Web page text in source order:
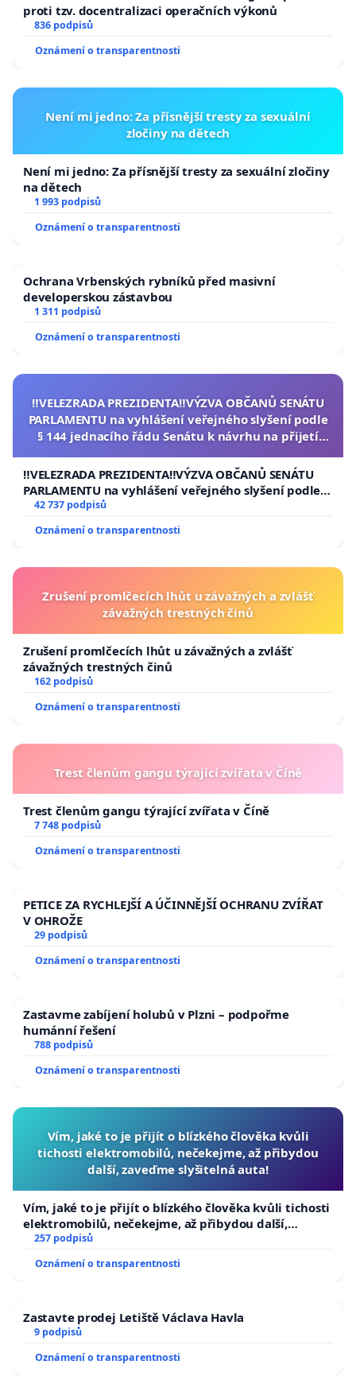
proti tzv. docentralizaci operačních výkonů
836 podpisů
Oznámení o transparentnosti
Není mi jedno: Za přísnější tresty za sexuální
zločiny na dětech
Není mi jedno: Za přísnější tresty za sexuální zločiny
na dětech
1 993 podpisů
Oznámení o transparentnosti
Ochrana Vrbenských rybníků před masivní
developerskou zástavbou
1 311 podpisů
Oznámení o transparentnosti
‼️VELEZRADA PREZIDENTA‼️VÝZVA OBČANŮ SENÁTU
PARLAMENTU na vyhlášení veřejného slyšení podle
§ 144 jednacího řádu Senátu k návrhu na přijetí
republiky
‼️VELEZRADA PREZIDENTA‼️VÝZVA OBČANŮ SENÁTU
PARLAMENTU na vyhlášení veřejného slyšení podle §
144 jednacího řádu Senátu k návrhu na přijetí
usnesení k podání ústavní žaloby na prezidenta
republiky
42 737 podpisů
Oznámení o transparentnosti
Zrušení promlčecích lhůt u závažných a zvlášť
závažných trestných činů
Zrušení promlčecích lhůt u závažných a zvlášť
závažných trestných činů
162 podpisů
Oznámení o transparentnosti
Trest členům gangu týrající zvířata v Číně
Trest členům gangu týrající zvířata v Číně
7 748 podpisů
Oznámení o transparentnosti
PETICE ZA RYCHLEJŠÍ A ÚČINNĚJŠÍ OCHRANU ZVÍŘAT
V OHROŽE
29 podpisů
Oznámení o transparentnosti
Zastavme zabíjení holubů v Plzni – podpořme
humánní řešení
788 podpisů
Oznámení o transparentnosti
Vím, jaké to je přijít o blízkého člověka kvůli
tichosti elektromobilů, nečekejme, až přibydou
další, zaveďme slyšitelná auta!
Vím, jaké to je přijít o blízkého člověka kvůli tichosti
elektromobilů, nečekejme, až přibydou další,
zaveďme slyšitelná auta!
257 podpisů
Oznámení o transparentnosti
Zastavte prodej Letiště Václava Havla
9 podpisů
Oznámení o transparentnosti